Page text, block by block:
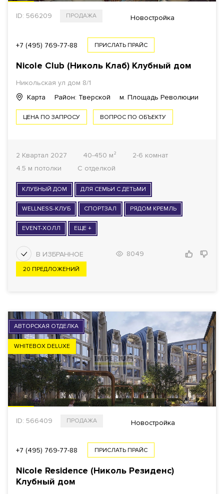
ID: 566209 ПРОДАЖА Новостройка
+7 (495) 769-77-88 ПРИСЛАТЬ ПРАЙС
Nicole Club (Николь Клаб) Клубный дом
Никольская ул дом 8/1
Карта
Район: Тверской м. Площадь Революции
ЦЕНА ПО ЗАПРОСУ ВОПРОС ПО ОБЪЕКТУ
2 Квартал 2027 40-450 м²
2-6 комнат
4.5 м потолки
С отделкой
КЛУБНЫЙ ДОМ ДЛЯ СЕМЬИ С ДЕТЬМИ
WELLNESS-КЛУБ СПОРТЗАЛ РЯДОМ КРЕМЛЬ
EVENT-ХОЛЛ ЕЩЕ +
8049
20 ПРЕДЛОЖЕНИЙ
АВТОРСКАЯ ОТДЕЛКА
WHITEBOX DELUXE
ID: 566409 ПРОДАЖА Новостройка
+7 (495) 769-77-88 ПРИСЛАТЬ ПРАЙС
Nicole Residence (Николь Резиденс)
Клубный дом